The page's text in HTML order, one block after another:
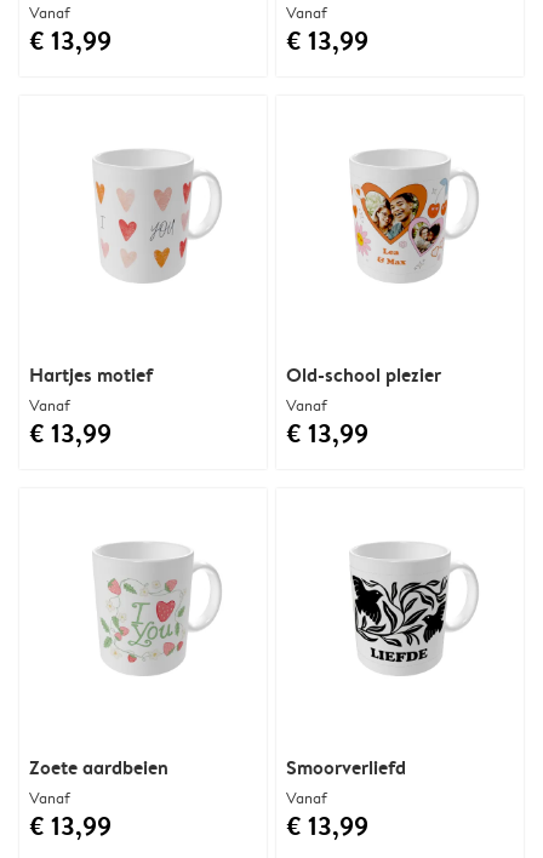
Old-school plezier
Vanaf
€ 13,99
Zoete aardbeien
Vanaf
€ 13,99
Vanaf
€ 13,99
Vanaf
€ 13,99
Hartjes motief
Vanaf
€ 13,99
Smoorverliefd
Vanaf
€ 13,99